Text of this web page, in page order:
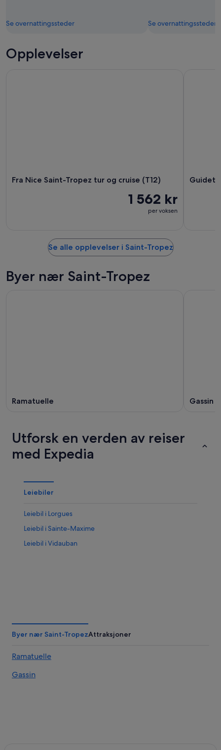
Se overnattingssteder Se overnattingssteder
Opplevelser
Fra Nice Saint-Tropez tur og cruise (T12)
1 562 kr
per voksen
Guidet
Se alle opplevelser i Saint-Tropez
Byer nær Saint-Tropez
Ramatuelle Gassin
Utforsk en verden av reiser
med Expedia
Leiebiler
Leiebil i Lorgues
Leiebil i Sainte-Maxime
Leiebil i Vidauban
Byer nær Saint-TropezAttraksjoner
Ramatuelle
Gassin